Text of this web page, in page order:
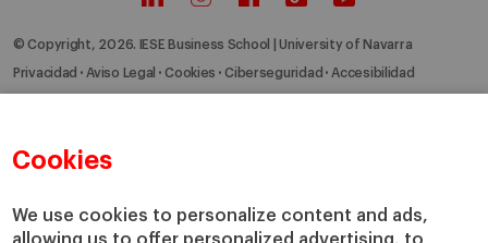
Cookies
We use cookies to personalize content and ads,
© Copyright, 2026. IESE Business School | University of Navarra
Privacidad Aviso Legal Cookies Ciberseguridad Accesibilidad